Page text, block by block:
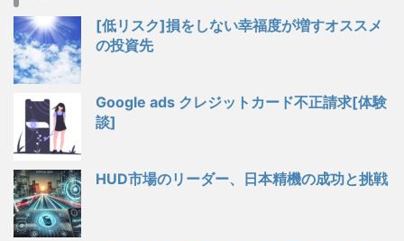
[低リスク]損をしない幸福度が増すオススメ
の投資先
Google ads クレジットカード不正請求[体験
談]
HUD市場のリーダー、日本精機の成功と挑戦